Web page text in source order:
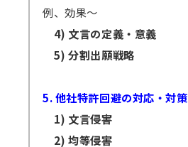
例、効果～
4) 文言の定義・意義
5) 分割出願戦略
5. 他社特許回避の対応・対策
1) 文言侵害
2) 均等侵害